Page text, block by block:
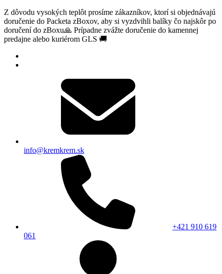
Z dôvodu vysokých teplôt prosíme zákazníkov, ktorí si objednávajú
doručenie do Packeta zBoxov, aby si vyzdvihli balíky čo najskôr po
doručení do zBoxu🙏 Prípadne zvážte doručenie do kamennej
predajne alebo kuriérom GLS 🚚
info@kremkrem.sk
+421 910 619
061